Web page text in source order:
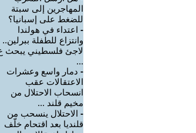
المهاجرين إلى سبتة
للضغط على إسبانيا؟
- اعتداء في هولندا
وانتزاع للطفلة ببرلين..
لاجئ فلسطيني يبحث
...
- دمار واسع وعشرات
الاعتقالات عقب
انسحاب الاحتلال من
مخيم قلند ...
- الاحتلال ينسحب من
قلنديا بعد اقتحام خلّف